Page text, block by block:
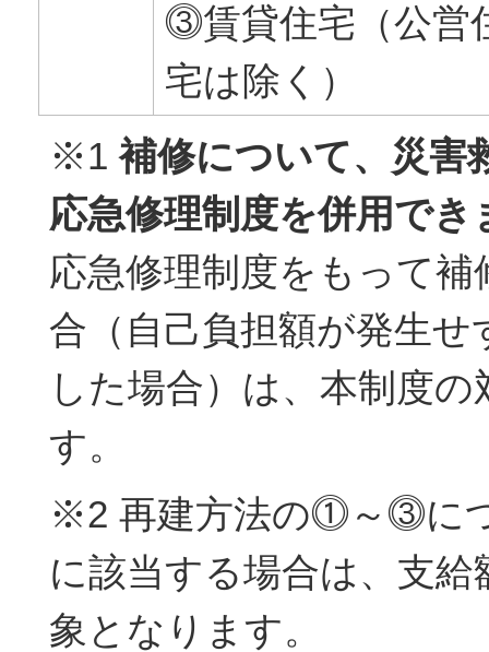
⓷賃貸住宅（公営
宅は除く）
※1補修について、災害
応急修理制度を併用でき
応急修理制度をもって
合（自己負担額が発生せ
した場合）は、本制度
す。
※2 再建方法の⓵～⓷に
に該当する場合は、支
象となります。